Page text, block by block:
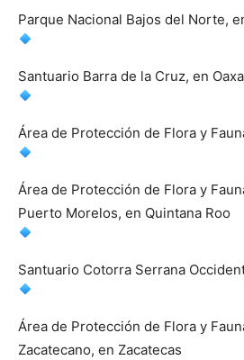
Parque Nacional Bajos del Norte,
Santuario Barra de la Cruz, en
Área de Protección de Flora y
Área de Protección de Flora y
Puerto Morelos, en Quintana Roo
Santuario Cotorra Serrana
Área de Protección de Flora y
Zacatecano, en Zacatecas